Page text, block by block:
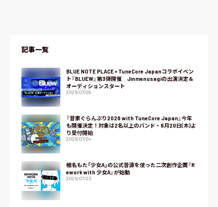
記事一覧
BLUE NOTE PLACE × TuneCore Japanコラボイベン
ト『BLUEW』第3弾開催 Jinmenusagiの出演決定＆
オーディションスタート
2026/07/29
『音家ぐらんぷり2026 with TuneCore Japan』今年
も開催決定！対象は2名以上のバンド・8月20日(木)よ
り受付開始
2026/07/24
椎名もた「少女A」の公式音源を使った二次創作企画『R
ework with 少女A』が始動
2026/07/23